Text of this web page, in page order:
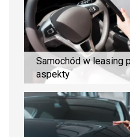
Samochód w leasing
aspekty